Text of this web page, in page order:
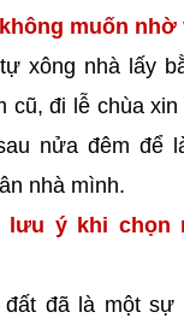
muốn nhờ
xông nhà lấy
cũ, đi lễ chùa
nửa đêm để
nhà mình.
lưu ý khi chọn
đất đã là một sự